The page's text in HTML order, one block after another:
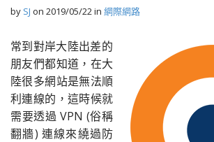
by SJ on 2019/05/22in 網際網路
常到對岸大陸出差的
朋友們都知道，在大
陸很多網站是無法順
利連線的，這時候就
需要透過 VPN (俗稱
翻牆) 連線來繞過防